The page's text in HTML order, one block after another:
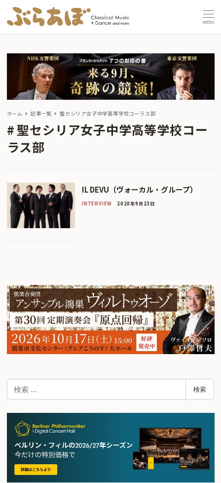
MENU
ホーム 記事一覧 聖セシリア女子中学高等学校コーラス部
聖セシリア女子中学高等学校コー
ラス部
IL DEVU（ヴォーカル・グループ）
INTERVIEW 2020年9月23日
検
索
検索